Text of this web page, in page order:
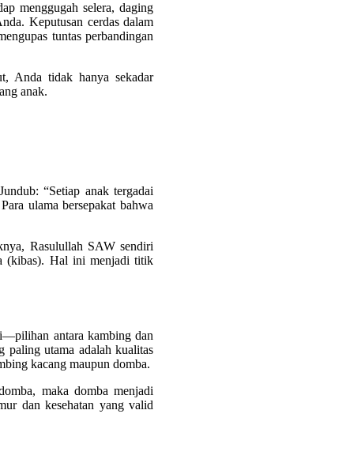
menggugah selera, daging
Keputusan cerdas dalam
tuntas perbandingan
Anda tidak hanya sekadar
anak.
“Setiap anak tergadai
ulama bersepakat bahwa
Rasulullah SAW sendiri
(kibas). Hal ini menjadi titik
antara kambing dan
paling utama adalah kualitas
kacang maupun domba.
maka domba menjadi
dan kesehatan yang valid